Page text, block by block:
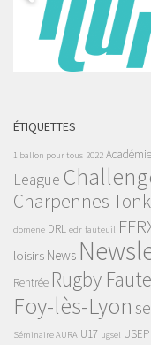
ÉTIQUETTES
1 ballon pour tous 2022 Académie
League
Charpennes
domene DRL edr fauteuil
loisirs News
Rentrée Rugby
Foy-lès-Lyon
Séminaire AURA U17 ugsel USEP